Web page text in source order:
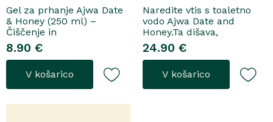
Gel za prhanje Ajwa Date
& Honey (250 ml) –
Čiščenje in
pomladitevSpremenite
svoje vsakodnevno
prhanje v razkošen
orientalski ritual z gelom
za prhanje Ajwa Date &
8.90 €
V košarico
Naredite vtis s toaletno
vodo Ajwa Date and
Honey.Ta dišava,
zasnovana tako za
razkošne priložnosti kot
za vsakodnevno nošenje,
se odpre z notami suhega
grozdja, labana in frezije,
24.90 €
V košarico